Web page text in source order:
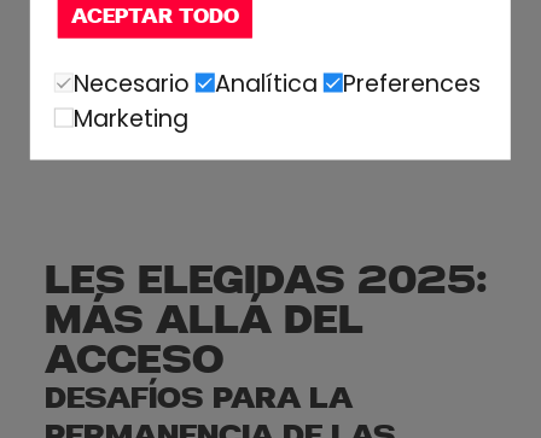
LES ELEGIDAS 2025:
MÁS ALLÁ DEL
ACCESO
DESAFÍOS PARA LA
ACEPTAR TODO
Necesario Analítica
Preferences
Marketing